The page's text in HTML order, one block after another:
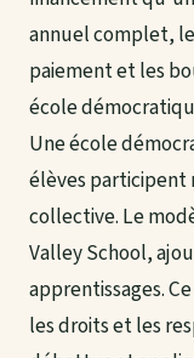
annuel complet,
paiement et les
école
Une école
élèves participent
collective. Le
Valley School,
apprentissages.
les droits et les